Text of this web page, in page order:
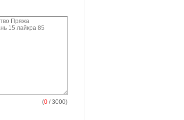
(0 / 3000)